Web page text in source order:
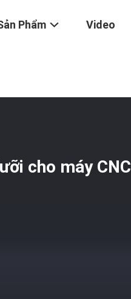
Phẩm Video
cho máy CNC